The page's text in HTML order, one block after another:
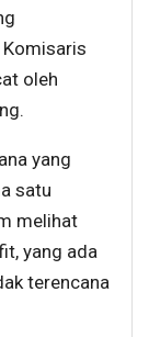
oleh
yang
satu
melihat
yang ada
terencana